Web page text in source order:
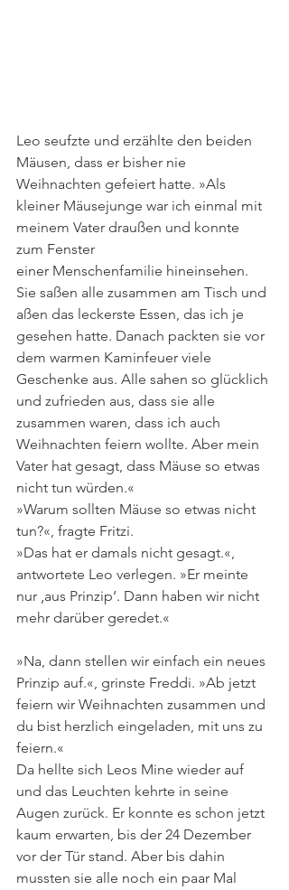
Leo seufzte und erzählte den beiden
Mäusen, dass er bisher nie
Weihnachten gefeiert hatte. »Als
kleiner Mäusejunge war ich einmal mit
meinem Vater draußen und konnte
zum Fenster
einer Menschenfamilie hineinsehen.
Sie saßen alle zusammen am Tisch und
aßen das leckerste Essen, das ich je
gesehen hatte. Danach packten sie vor
dem warmen Kaminfeuer viele
Geschenke aus. Alle sahen so glücklich
und zufrieden aus, dass sie alle
zusammen waren, dass ich auch
Weihnachten feiern wollte. Aber mein
Vater hat gesagt, dass Mäuse so etwas
nicht tun würden.«
»Warum sollten Mäuse so etwas nicht
tun?«, fragte Fritzi.
»Das hat er damals nicht gesagt.«,
antwortete Leo verlegen. »Er meinte
nur ‚aus Prinzip‘. Dann haben wir nicht
mehr darüber geredet.«
»Na, dann stellen wir einfach ein neues
Prinzip auf.«, grinste Freddi. »Ab jetzt
feiern wir Weihnachten zusammen und
du bist herzlich eingeladen, mit uns zu
feiern.«
Da hellte sich Leos Mine wieder auf
und das Leuchten kehrte in seine
Augen zurück. Er konnte es schon jetzt
kaum erwarten, bis der 24 Dezember
vor der Tür stand. Aber bis dahin
mussten sie alle noch ein paar Mal